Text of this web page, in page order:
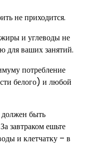
не приходится.
и углеводы не
для ваших занятий.
потребление
белого) и любой
быть
завтраком ешьте
и клетчатку – в